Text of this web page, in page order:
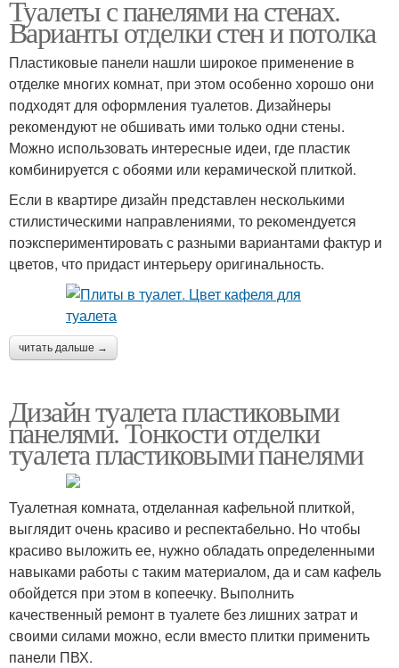
Туалеты с панелями на стенах.
Варианты отделки стен и потолка
Пластиковые панели нашли широкое применение в
отделке многих комнат, при этом особенно хорошо они
подходят для оформления туалетов. Дизайнеры
рекомендуют не обшивать ими только одни стены.
Можно использовать интересные идеи, где пластик
комбинируется с обоями или керамической плиткой.
Если в квартире дизайн представлен несколькими
стилистическими направлениями, то рекомендуется
поэкспериментировать с разными вариантами фактур и
цветов, что придаст интерьеру оригинальность.
читать дальше →
Дизайн туалета пластиковыми
панелями. Тонкости отделки
туалета пластиковыми панелями
Туалетная комната, отделанная кафельной плиткой,
выглядит очень красиво и респектабельно. Но чтобы
красиво выложить ее, нужно обладать определенными
навыками работы с таким материалом, да и сам кафель
обойдется при этом в копеечку. Выполнить
качественный ремонт в туалете без лишних затрат и
своими силами можно, если вместо плитки применить
панели ПВХ.